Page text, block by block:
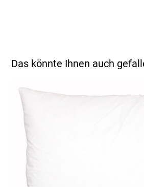
Das könnte Ihnen auch